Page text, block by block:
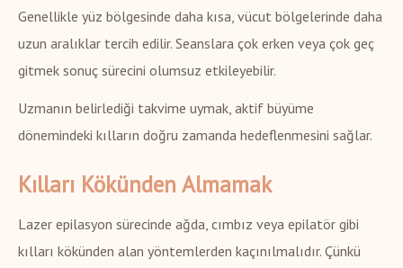
Genellikle yüz bölgesinde daha kısa, vücut bölgelerinde daha
uzun aralıklar tercih edilir. Seanslara çok erken veya çok geç
gitmek sonuç sürecini olumsuz etkileyebilir.
Uzmanın belirlediği takvime uymak, aktif büyüme
dönemindeki kılların doğru zamanda hedeflenmesini sağlar.
Kılları Kökünden Almamak
Lazer epilasyon sürecinde ağda, cımbız veya epilatör gibi
kılları kökünden alan yöntemlerden kaçınılmalıdır. Çünkü